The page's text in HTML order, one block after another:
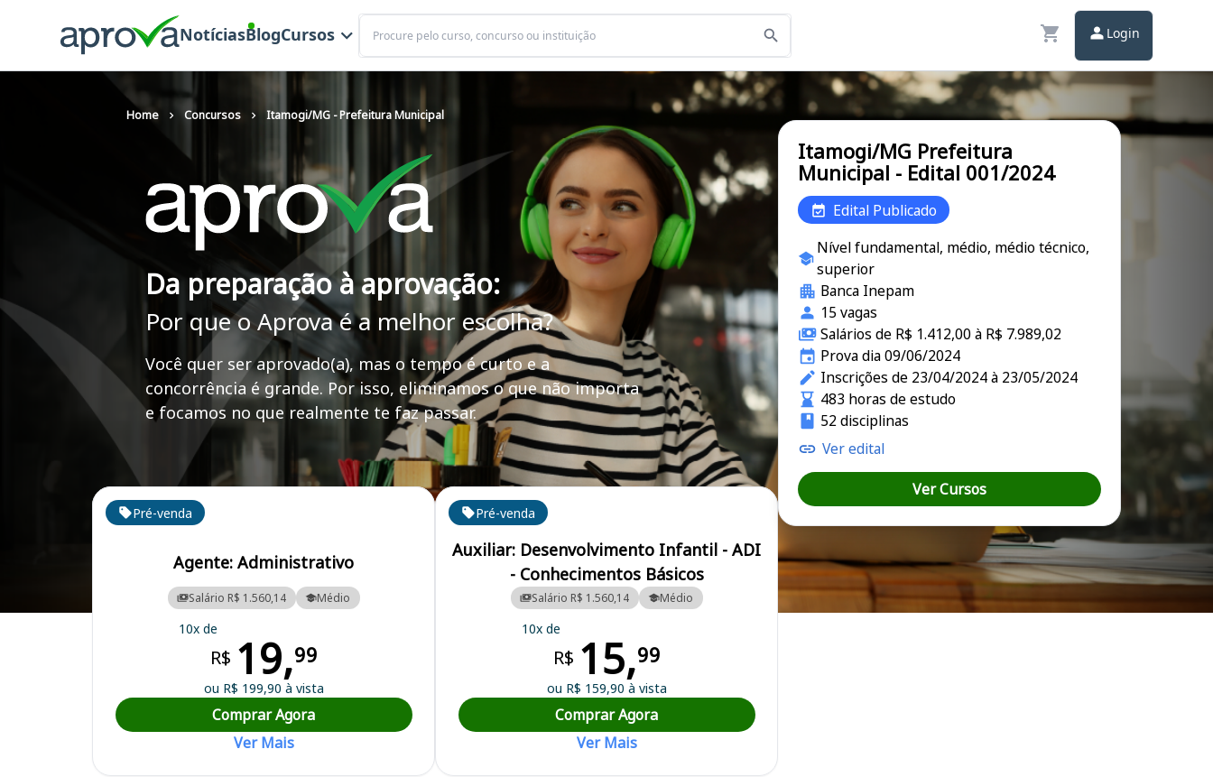
NotíciasBlogCursos
Buscar
Login
Home Concursos Itamogi/MG - Prefeitura Municipal
Da preparação à aprovação:
Por que o Aprova é a melhor escolha?
Você quer ser aprovado(a), mas o tempo é curto e a
concorrência é grande. Por isso, eliminamos o que não importa
e focamos no que realmente te faz passar.
Curso Preparatório para o Concurso Itamogi/MG - Prefeitura Municipal
Cursos em destaque para passar no concurso
Pré-venda
Agente: Administrativo
Salário R$ 1.560,14 Médio
10x de
R$ 19,99
ou R$ 199,90 à vista
Comprar Agora
Ver Mais
Pré-venda
Auxiliar: Desenvolvimento Infantil - ADI
- Conhecimentos Básicos
Salário R$ 1.560,14 Médio
10x de
R$ 15,99
ou R$ 159,90 à vista
Comprar Agora
Ver Mais
Itamogi/MG Prefeitura
Municipal - Edital 001/2024
Edital Publicado
Nível fundamental, médio, médio técnico,
superior
Banca Inepam
15 vagas
Salários de R$ 1.412,00 à R$ 7.989,02
Prova dia 09/06/2024
Inscrições de 23/04/2024 à 23/05/2024
483 horas de estudo
52 disciplinas
Ver edital
Ver Cursos